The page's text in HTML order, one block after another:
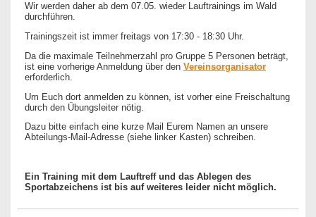
Wir werden daher ab dem 07.05. wieder Lauftrainings im Wald
durchführen.
Trainingszeit ist immer freitags von 17:30 - 18:30 Uhr.
Da die maximale Teilnehmerzahl pro Gruppe 5 Personen beträgt,
ist eine vorherige Anmeldung über den Vereinsorganisator
erforderlich.
Um Euch dort anmelden zu können, ist vorher eine Freischaltung
durch den Übungsleiter nötig.
Dazu bitte einfach eine kurze Mail Eurem Namen an unsere
Abteilungs-Mail-Adresse (siehe linker Kasten) schreiben.
Ein Training mit dem Lauftreff und das Ablegen des
Sportabzeichens ist bis auf weiteres leider nicht möglich.